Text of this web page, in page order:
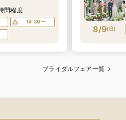
間程度
14:30〜
8/9(日)
ブライダルフェア一覧